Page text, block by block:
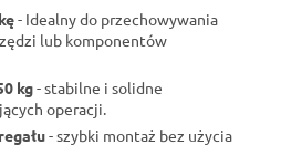
- Idealny do przechowywania
lub komponentów
kg- stabilne i solidne
operacji.
- szybki montaż bez użycia